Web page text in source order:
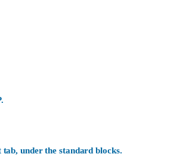
tab, under the standard blocks.